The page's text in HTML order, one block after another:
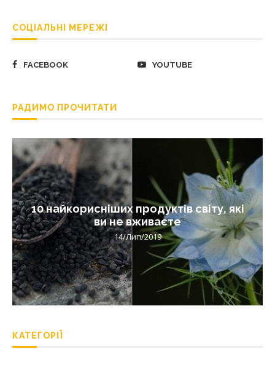
СОЦІАЛЬНІ МЕРЕЖІ
FACEBOOK YOUTUBE
РАДИМО ПРОЧИТАТИ
10 найкорисніших продуктів світу, які
ви не вживаєте
14/Лип/2019
КАТЕГОРІЇ